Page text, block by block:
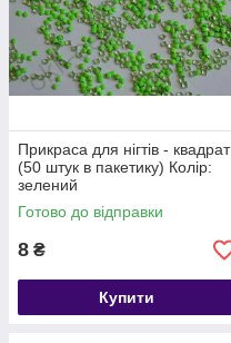
Прикраса для нігтів - квадрат
(50 штук в пакетику) Колір:
зелений
Готово до відправки
8 ₴
Купити